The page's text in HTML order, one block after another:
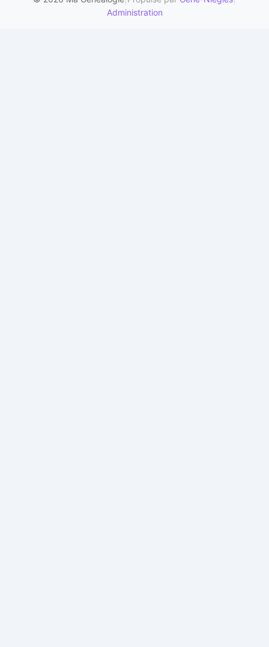
Administration